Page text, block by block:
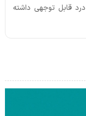
قابل توجهی داشته